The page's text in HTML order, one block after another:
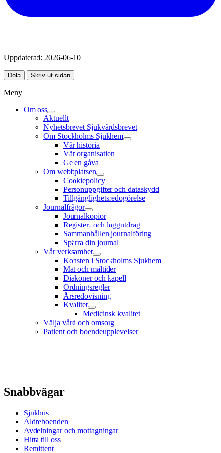
Uppdaterad: 2026-06-10
Dela Skriv ut sidan
Meny
Om oss
Aktuellt
Nyhetsbrevet Sjukvårdsbrevet
Om Stockholms Sjukhem
Vår historia
Vår organisation
Ge en gåva
Om webbplatsen
Cookiepolicy
Personuppgifter och dataskydd
Tillgänglighetsredogörelse
Journalfrågor
Journalkopior
Register- och loggutdrag
Sammanhållen journalföring
Spärra din journal
Vår verksamhet
Konsten i Stockholms Sjukhem
Mat och måltider
Diakoner och kapell
Ordningsregler
Årsredovisning
Kvalitet
Medicinsk kvalitet
Välja vård och omsorg
Patient och boendeupplevelser
Snabbvägar
Sjukhus
Äldreboenden
Avdelningar och mottagningar
Hitta till oss
Remittent